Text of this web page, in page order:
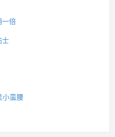
一倍
士
小蛮腰